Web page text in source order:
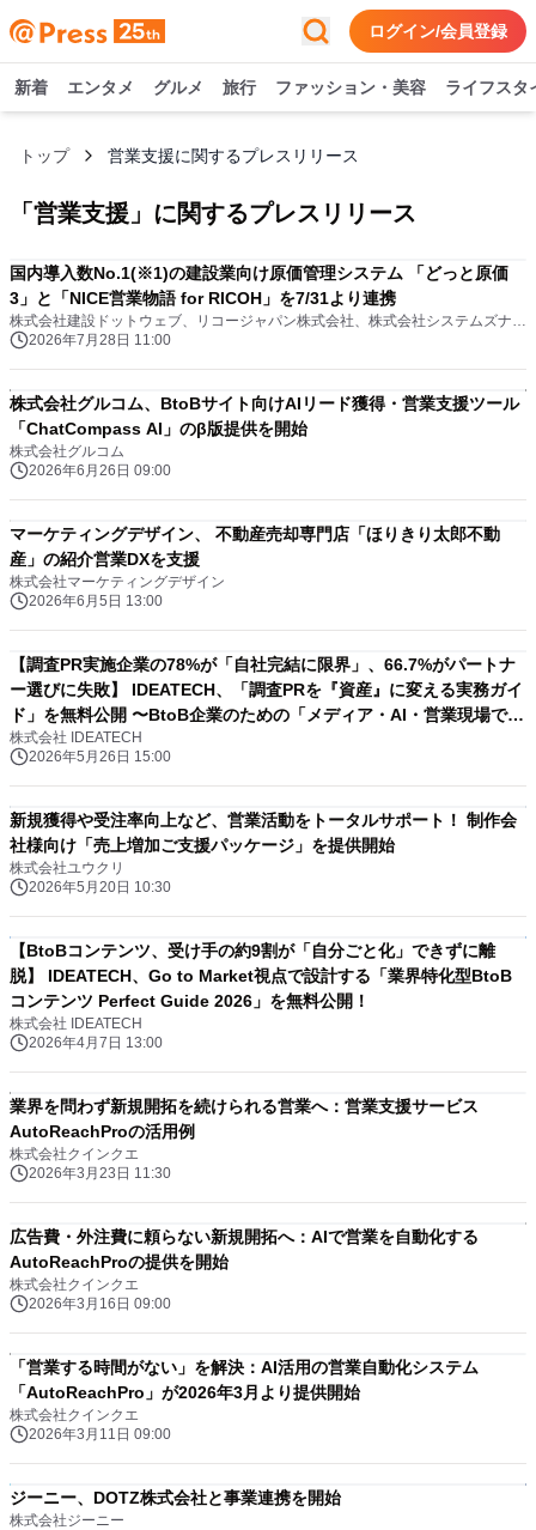
ログイン/会員登録
新着 エンタメ グルメ 旅行 ファッション・美容 ライフスタ
トップ 営業支援に関するプレスリリース
「 営業支援 」に関するプレスリリース
国内導入数No.1(※1)の建設業向け原価管理システム 「どっと原価
3」と「NICE営業物語 for RICOH」を7/31より連携
株式会社建設ドットウェブ、リコージャパン株式会社、株式会社システムズナカシマ
2026年7月28日 11:00
株式会社グルコム、BtoBサイト向けAIリード獲得・営業支援ツール
「ChatCompass AI」のβ版提供を開始
株式会社グルコム
2026年6月26日 09:00
マーケティングデザイン、 不動産売却専門店「ほりきり太郎不動
産」の紹介営業DXを支援
株式会社マーケティングデザイン
2026年6月5日 13:00
【調査PR実施企業の78%が「自社完結に限界」、66.7%がパートナ
ー選びに失敗】 IDEATECH、「調査PRを『資産』に変える実務ガイ
ド」を無料公開 〜BtoB企業のための「メディア・AI・営業現場で使
い倒される一次データ」の作り方〜
株式会社 IDEATECH
2026年5月26日 15:00
新規獲得や受注率向上など、営業活動をトータルサポート！ 制作会
社様向け「売上増加ご支援パッケージ」を提供開始
株式会社ユウクリ
2026年5月20日 10:30
【BtoBコンテンツ、受け手の約9割が「自分ごと化」できずに離
脱】 IDEATECH、Go to Market視点で設計する「業界特化型BtoB
コンテンツ Perfect Guide 2026」を無料公開！
株式会社 IDEATECH
2026年4月7日 13:00
業界を問わず新規開拓を続けられる営業へ：営業支援サービス
AutoReachProの活用例
株式会社クインクエ
2026年3月23日 11:30
広告費・外注費に頼らない新規開拓へ：AIで営業を自動化する
AutoReachProの提供を開始
株式会社クインクエ
2026年3月16日 09:00
「営業する時間がない」を解決：AI活用の営業自動化システム
「AutoReachPro」が2026年3月より提供開始
株式会社クインクエ
2026年3月11日 09:00
ジーニー、DOTZ株式会社と事業連携を開始
株式会社ジーニー